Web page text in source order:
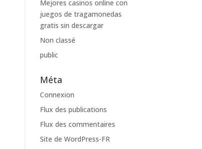
Mejores casinos online con
juegos de tragamonedas
gratis sin descargar
Non classé
public
Méta
Connexion
Flux des publications
Flux des commentaires
Site de WordPress-FR